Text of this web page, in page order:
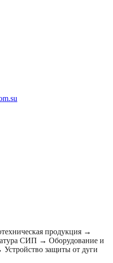
продукция →
СИП → Оборудование и
Устройство защиты от дуги